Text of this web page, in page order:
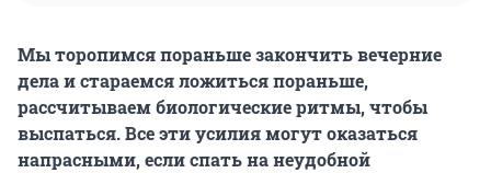
Мы торопимся пораньше закончить вечерние
дела и стараемся ложиться пораньше,
рассчитываем биологические ритмы, чтобы
выспаться. Все эти усилия могут оказаться
напрасными, если спать на неудобной